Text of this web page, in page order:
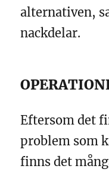
alternativen,
nackdelar.
Eftersom det
problem som
finns det